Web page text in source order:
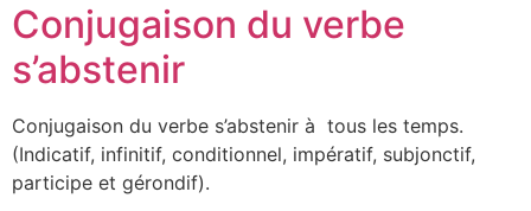
Conjugaison du verbe
s’abstenir
Conjugaison du verbe s’abstenir à tous les temps.
(Indicatif, infinitif, conditionnel, impératif, subjonctif,
participe et gérondif).